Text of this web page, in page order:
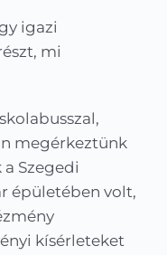
igazi
mi
megérkeztünk
Szegedi
épületében volt,
kísérleteket